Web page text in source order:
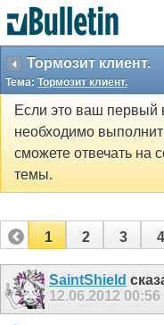
Тормозит клиент.
Тема: Тормозит клиент.
Если это ваш первый
необходимо
сможете отвечать на
темы.
1 2 3 4
SaintShield
12.06.2012 00:56